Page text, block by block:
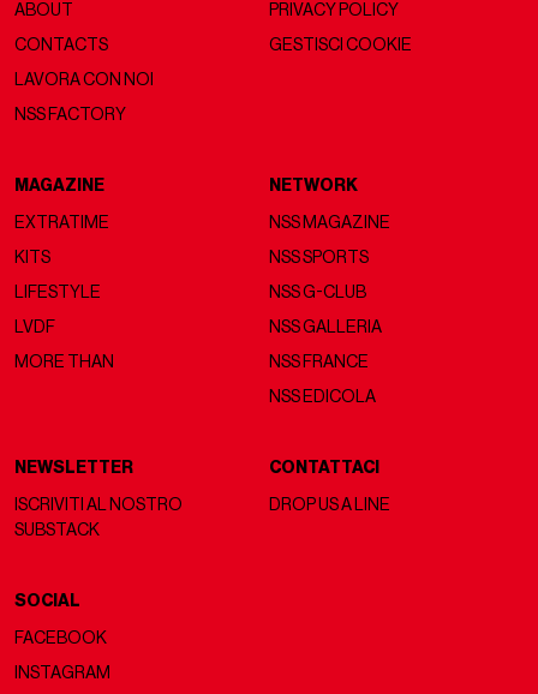
ABOUT
CONTACTS
LAVORA CON NOI
NSS FACTORY
PRIVACY POLICY
GESTISCI COOKIE
MAGAZINE
EXTRATIME
KITS
LIFESTYLE
LVDF
MORE THAN
NETWORK
NSS MAGAZINE
NSS SPORTS
NSS G-CLUB
NSS GALLERIA
NSS FRANCE
NSS EDICOLA
NEWSLETTER
ISCRIVITI AL NOSTRO
SUBSTACK
CONTATTACI
DROP US A LINE
SOCIAL
FACEBOOK
INSTAGRAM